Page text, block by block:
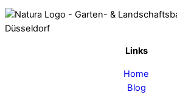
Links
Home
Blog